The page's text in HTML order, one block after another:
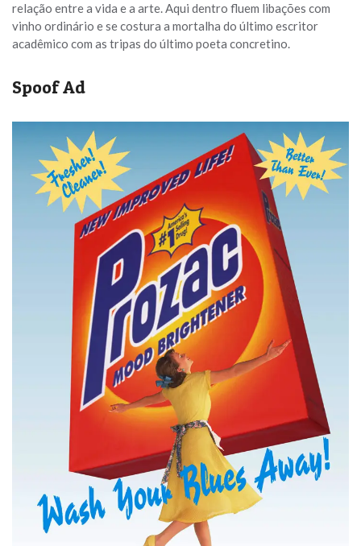
relação entre a vida e a arte. Aqui dentro fluem libações com
vinho ordinário e se costura a mortalha do último escritor
acadêmico com as tripas do último poeta concretino.
Spoof Ad